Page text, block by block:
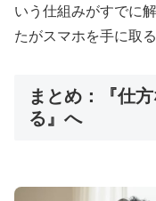
いう仕組みがすでに
たがスマホを手に取る
まとめ：『仕
る』へ